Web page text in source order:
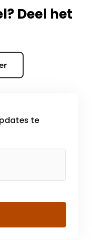
Deel het
te